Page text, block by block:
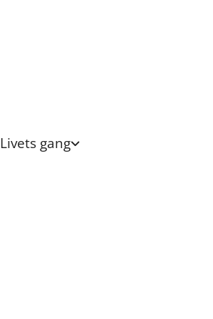
Livets gang